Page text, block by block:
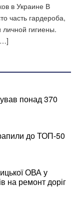
в Украине В
часть гардероба,
гигиены.
понад 370
до ТОП-50
ОВА у
на ремонт доріг